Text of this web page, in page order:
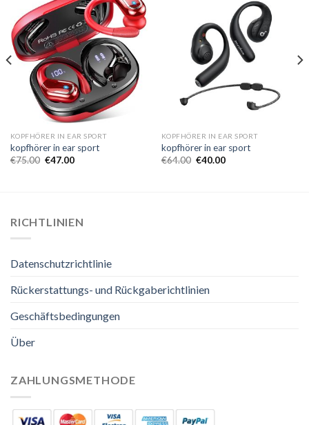
KOPFHÖRER IN EAR SPORT
kopfhörer in ear sport
€75.00 €47.00
KOPFHÖRER IN EAR SPORT
kopfhörer in ear sport
€64.00 €40.00
RICHTLINIEN
Datenschutzrichtlinie
Rückerstattungs- und Rückgaberichtlinien
Geschäftsbedingungen
Über
ZAHLUNGSMETHODE